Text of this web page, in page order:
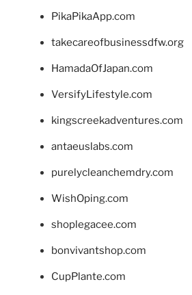
PikaPikaApp.com
takecareofbusinessdfw.org
HamadaOfJapan.com
VersifyLifestyle.com
kingscreekadventures.com
antaeuslabs.com
purelycleanchemdry.com
WishOping.com
shoplegacee.com
bonvivantshop.com
CupPlante.com